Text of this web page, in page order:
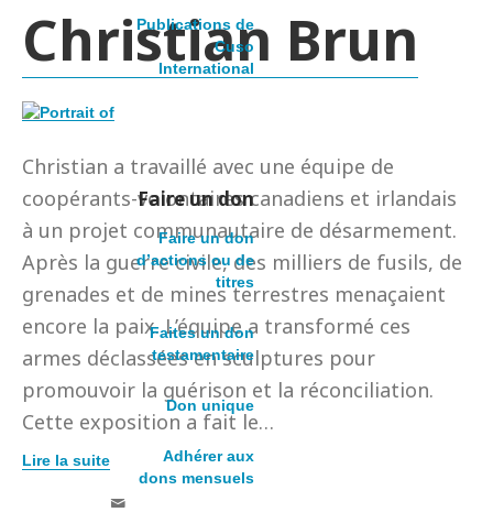
Publications de
Cuso
International
Faire un don
Faire un don
d’actions ou de
titres
Faites un don
testamentaire
Don unique
Adhérer aux
dons mensuels
Christian Brun
Christian a travaillé avec une équipe de
coopérants-volontaires canadiens et irlandais
à un projet communautaire de désarmement.
Après la guerre civile, des milliers de fusils, de
grenades et de mines terrestres menaçaient
encore la paix. L’équipe a transformé ces
armes déclassées en sculptures pour
promouvoir la guérison et la réconciliation.
Cette exposition a fait le…
Lire la suite